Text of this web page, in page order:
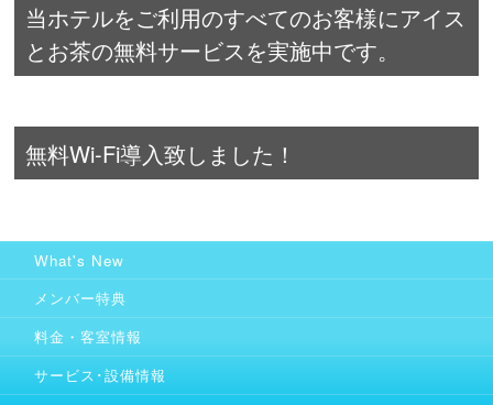
当ホテルをご利用のすべてのお客様にアイス
とお茶の無料サービスを実施中です。
無料Wi-Fi導入致しました！
What's New
メンバー特典
料金・客室情報
サービス･設備情報